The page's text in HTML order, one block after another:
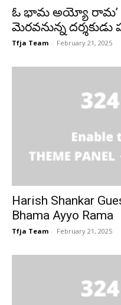
ఓ భామ అయ్యో రామ’
మెరవనున్న దర్శకుడు
Tfja Team - February 21, 2025
Harish Shankar
Bhama Ayyo Rama
Tfja Team - February 21, 2025